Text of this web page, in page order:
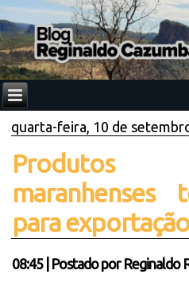
quarta-feira, 10 de
maranhenses
para
08:45| Postado por Reginaldo